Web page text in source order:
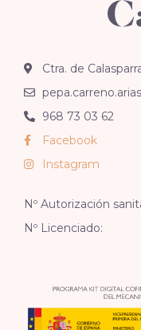
Ctra. de
968 73 03 62
Facebook
Instagram
Nº Autorización
Nº Licenciado: